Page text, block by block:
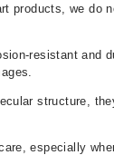
products, we do
resistant and
structure,
especially